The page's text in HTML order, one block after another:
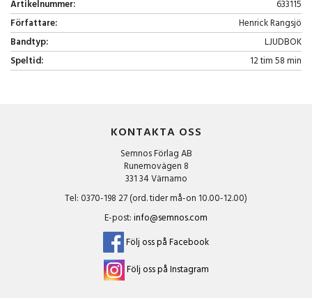
Artikelnummer:
633115
Författare:
Henrick Rangsjö
Bandtyp:
LJUDBOK
Speltid:
12 tim 58 min
KONTAKTA OSS
Semnos Förlag AB
Runemovägen 8
331 34 Värnamo
Tel: 0370-198 27 (ord. tider må-on 10.00-12.00)
E-post:info@semnos.com
Följ oss på Facebook
Följ oss på Instagram